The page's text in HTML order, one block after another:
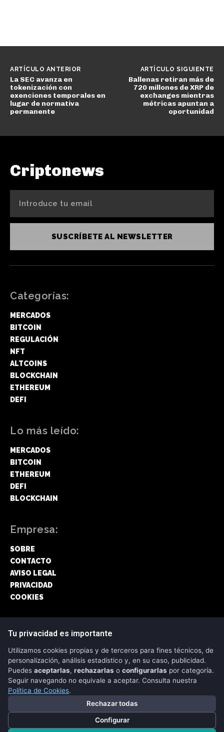
ARTÍCULO ANTERIOR
La SEC avanza en
tokenización con
exenciones temporales en
lugar de normativa
permanente
ARTÍCULO SIGUIENTE
Ballenas retiran más de
720 millones de XRP de
exchanges mientras
métricas apuntan a
oportunidad
Criptonews
SUSCRÍBETE AL NEWSLETTER
Categorías:
MERCADOS
BITCOIN
REGULACIÓN
NFT
ALTCOINS
BLOCKCHAIN
ETHEREUM
DEFI
Lo más leído:
MERCADOS
BITCOIN
ETHEREUM
DEFI
BLOCKCHAIN
Empresa:
SOBRE
CONTACTO
AVISO LEGAL
PRIVACIDAD
COOKIES
Síguenos:
FACEBOOK
TWITTER
Tu privacidad es importante
Utilizamos cookies propias y de terceros para fines técnicos, de
personalización, análisis estadístico y, en su caso, publicidad.
Puedes aceptarlas, rechazarlas o configurarlas por categoría.
Seguir navegando no equivale a aceptar. Consulta nuestra
Política de Cookies.
Rechazar todas
Configurar